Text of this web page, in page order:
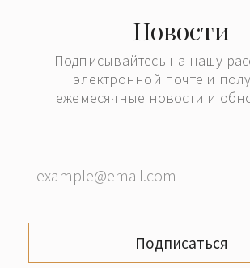
Новости
Подписывайтесь на нашу
электронной почте и
ежемесячные новости и
Подписаться